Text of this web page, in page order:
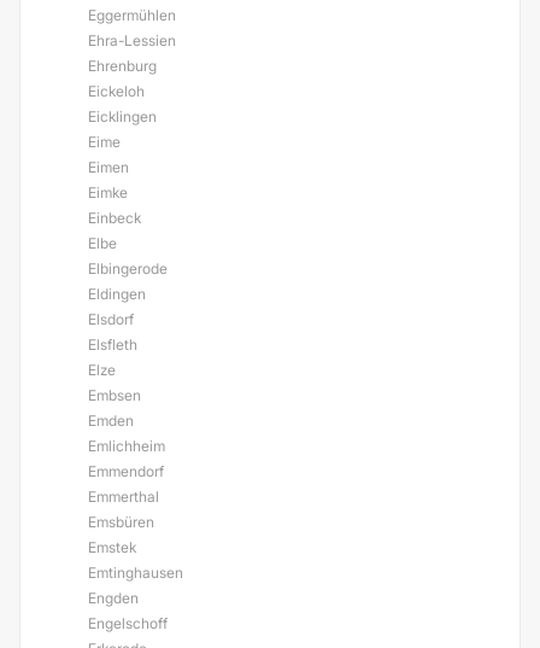
Eggermühlen
Ehra-Lessien
Ehrenburg
Eickeloh
Eicklingen
Eime
Eimen
Eimke
Einbeck
Elbe
Elbingerode
Eldingen
Elsdorf
Elsfleth
Elze
Embsen
Emden
Emlichheim
Emmendorf
Emmerthal
Emsbüren
Emstek
Emtinghausen
Engden
Engelschoff